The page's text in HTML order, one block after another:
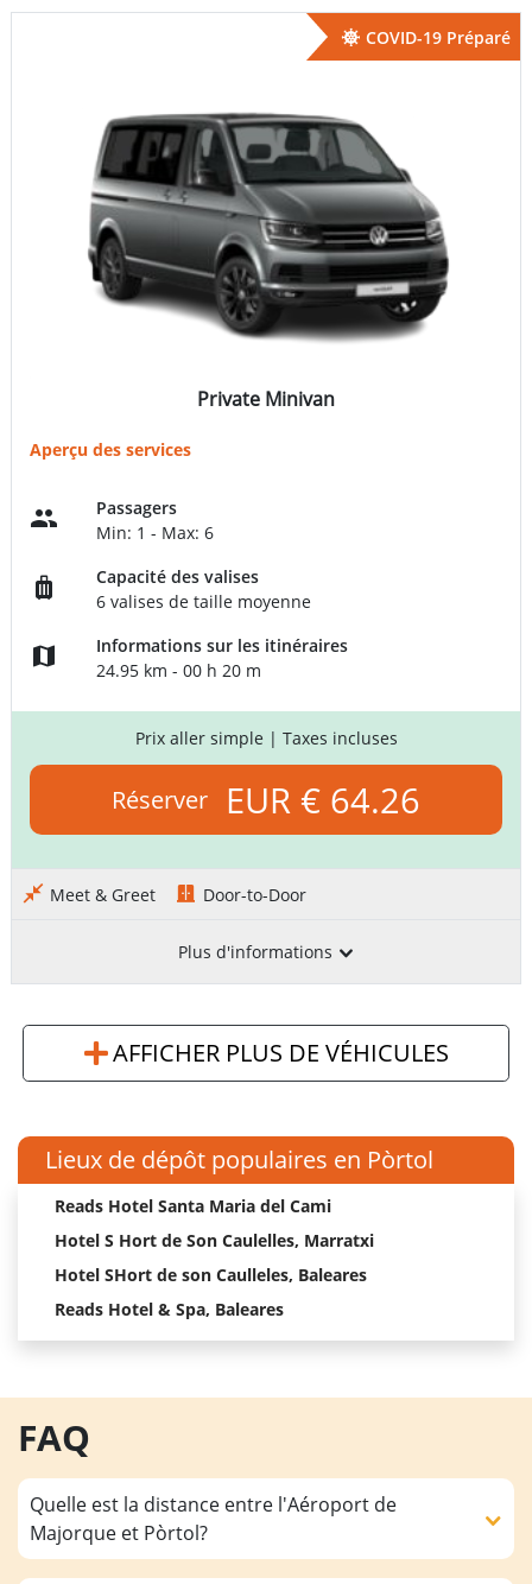
COVID-19 Préparé
Private Minivan
Aperçu des services
Passagers
Min: 1 - Max: 6
Capacité des valises
6 valises de taille moyenne
Informations sur les itinéraires
24.95 km - 00 h 20 m
Prix aller simple | Taxes incluses
Réserver EUR € 64.26
Meet & Greet Door-to-Door
Plus d'informations
AFFICHER PLUS DE VÉHICULES
Lieux de dépôt populaires en Pòrtol
Reads Hotel Santa Maria del Cami
Hotel S Hort de Son Caulelles, Marratxi
Hotel SHort de son Caulleles, Baleares
Reads Hotel & Spa, Baleares
FAQ
Quelle est la distance entre l'Aéroport de
Majorque et Pòrtol?